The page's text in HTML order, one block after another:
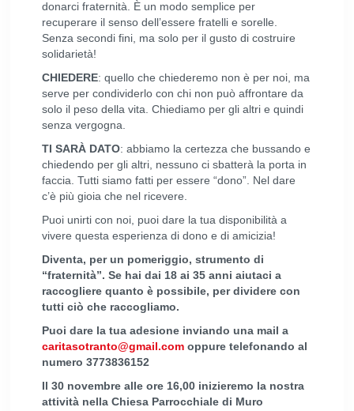
donarci fraternità. È un modo semplice per
recuperare il senso dell’essere fratelli e sorelle.
Senza secondi fini, ma solo per il gusto di costruire
solidarietà!
CHIEDERE: quello che chiederemo non è per noi, ma
serve per condividerlo con chi non può affrontare da
solo il peso della vita. Chiediamo per gli altri e quindi
senza vergogna.
TI SARÀ DATO: abbiamo la certezza che bussando e
chiedendo per gli altri, nessuno ci sbatterà la porta in
faccia. Tutti siamo fatti per essere “dono”. Nel dare
c’è più gioia che nel ricevere.
Puoi unirti con noi, puoi dare la tua disponibilità a
vivere questa esperienza di dono e di amicizia!
Diventa, per un pomeriggio, strumento di
“fraternità”. Se hai dai 18 ai 35 anni aiutaci a
raccogliere quanto è possibile, per dividere con
tutti ciò che raccogliamo.
Puoi dare la tua adesione inviando una mail a
caritasotranto@gmail.com oppure telefonando al
numero 3773836152
Il 30 novembre alle ore 16,00 inizieremo la nostra
attività nella Chiesa Parrocchiale di Muro